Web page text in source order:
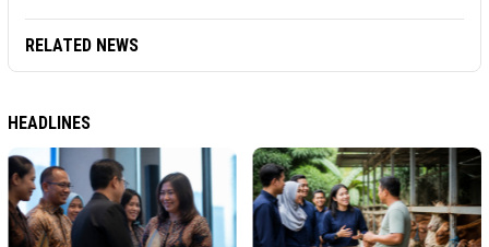
RELATED NEWS
HEADLINES